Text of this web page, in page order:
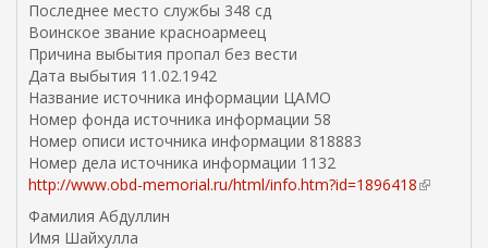
Последнее место службы 348 сд
Воинское звание красноармеец
Причина выбытия пропал без вести
Дата выбытия 11.02.1942
Название источника информации ЦАМО
Номер фонда источника информации 58
Номер описи источника информации 818883
Номер дела источника информации 1132
http://www.obd-memorial.ru/html/info.htm?id=1896418(
Фамилия Абдуллин
Имя Шайхулла